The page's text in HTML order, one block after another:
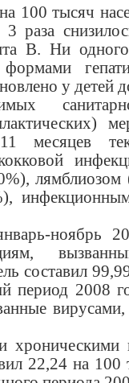
100 тысяч
раза
В. Ни
у детей
месяцев
ноябрь
составил
период 2008
22,24 на 100